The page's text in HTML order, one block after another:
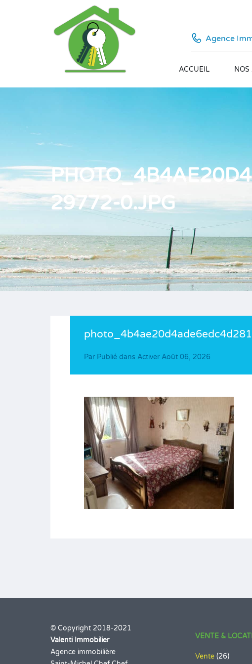
Agence
ACCUEIL NOS
29772-0.JPG
Par Publié dans Activer Août 06, 2026
© Copyright 2018-2021
Valenti Immobilier
Agence immobilière
VENTE &
Vente(26)